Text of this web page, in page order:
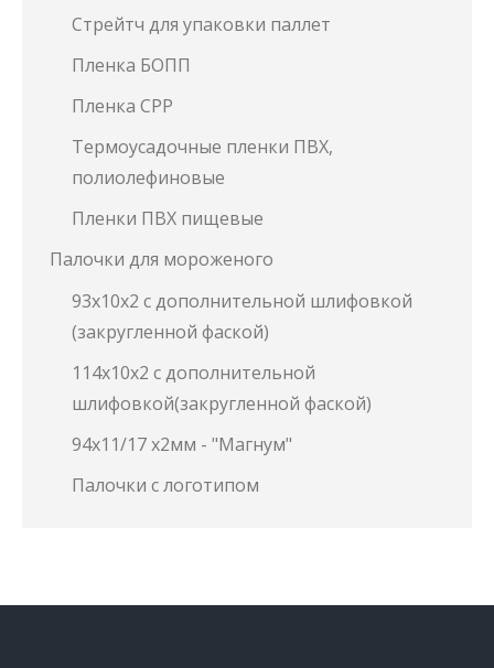
Стрейтч для упаковки паллет
Пленка БОПП
Пленка СРР
Термоусадочные пленки ПВХ,
полиолефиновые
Пленки ПВХ пищевые
Палочки для мороженого
93х10х2 с дополнительной шлифовкой
(закругленной фаской)
114х10х2 с дополнительной
шлифовкой(закругленной фаской)
94х11/17 х2мм - "Магнум"
Палочки с логотипом